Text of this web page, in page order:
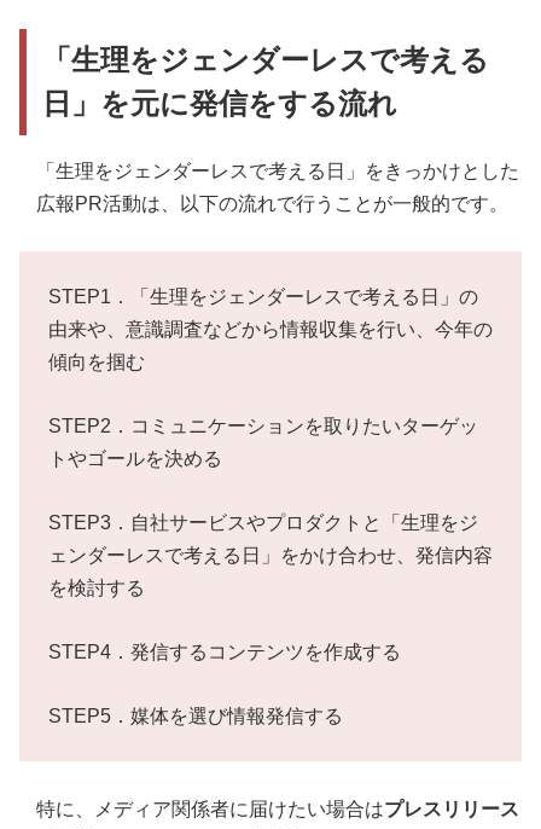
「生理をジェンダーレスで考える
日」を元に発信をする流れ
「生理をジェンダーレスで考える日」をきっかけとした
広報PR活動は、以下の流れで行うことが一般的です。
STEP1．「生理をジェンダーレスで考える日」の
由来や、意識調査などから情報収集を行い、今年の
傾向を掴む
STEP2．コミュニケーションを取りたいターゲッ
トやゴールを決める
STEP3．自社サービスやプロダクトと「生理をジ
ェンダーレスで考える日」をかけ合わせ、発信内容
を検討する
STEP4．発信するコンテンツを作成する
STEP5．媒体を選び情報発信する
特に、メディア関係者に届けたい場合はプレスリリース